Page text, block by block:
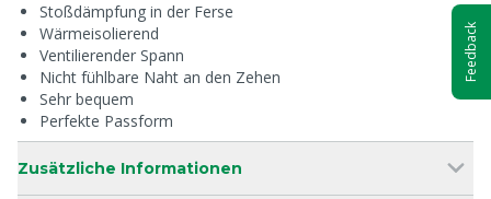
Stoßdämpfung in der Ferse
Wärmeisolierend
Ventilierender Spann
Nicht fühlbare Naht an den Zehen
Sehr bequem
Perfekte Passform
Zusätzliche Informationen
Feedback